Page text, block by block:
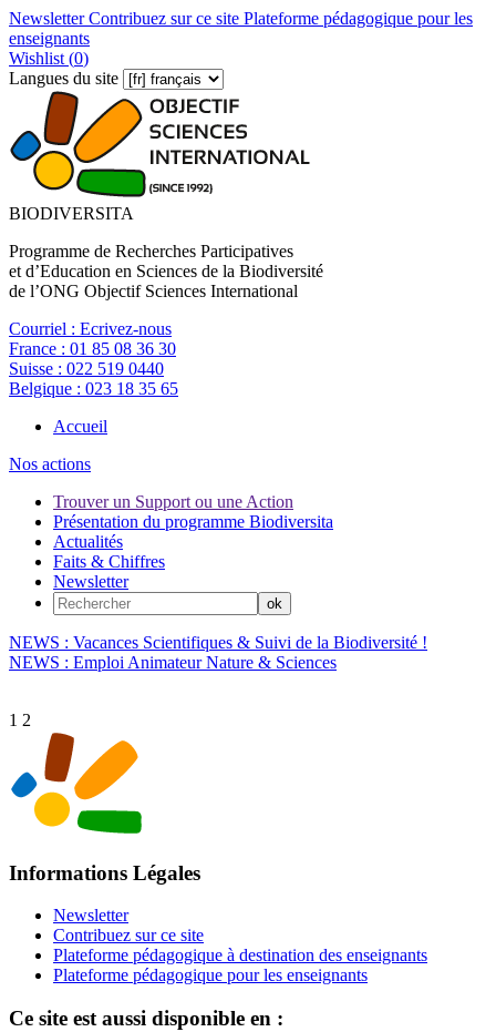
NewsletterContribuez sur ce site Plateforme pédagogique pour les
enseignants
Wishlist (0)
Langues du site
BIODIVERSITA
Programme de Recherches Participatives
et d’Education en Sciences de la Biodiversité
de l’ONG Objectif Sciences International
Courriel : Ecrivez-nous
France : 01 85 08 36 30
Suisse : 022 519 0440
Belgique : 023 18 35 65
Accueil
Nos actions
Trouver un Support ou une Action
Présentation du programme Biodiversita
Actualités
Faits & Chiffres
Newsletter
NEWS : Vacances Scientifiques & Suivi de la Biodiversité !
NEWS : Emploi Animateur Nature & Sciences
1 2
Informations Légales
Newsletter
Contribuez sur ce site
Plateforme pédagogique à destination des enseignants
Plateforme pédagogique pour les enseignants
Ce site est aussi disponible en :